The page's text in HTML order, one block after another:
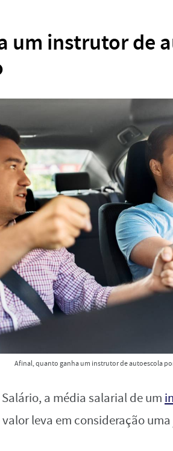
um instrutor de
Afinal, quanto ganha um instrutor de autoescola
a média salarial de um
valor leva em consideração